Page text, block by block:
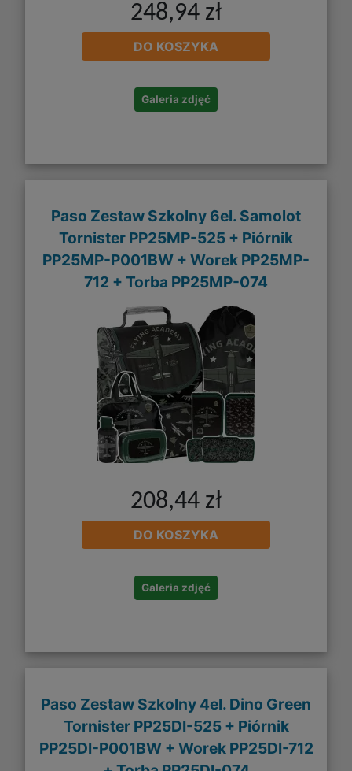
248,94 zł
DO KOSZYKA
Galeria zdjęć
Paso Zestaw Szkolny 6el. Samolot
Tornister PP25MP-525 + Piórnik
PP25MP-P001BW + Worek PP25MP-
712 + Torba PP25MP-074
208,44 zł
DO KOSZYKA
Galeria zdjęć
Paso Zestaw Szkolny 4el. Dino Green
Tornister PP25DI-525 + Piórnik
PP25DI-P001BW + Worek PP25DI-712